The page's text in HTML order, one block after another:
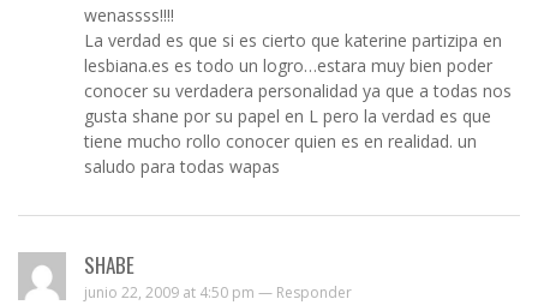
wenassss!!!!
La verdad es que si es cierto que katerine partizipa en
lesbiana.es es todo un logro…estara muy bien poder
conocer su verdadera personalidad ya que a todas nos
gusta shane por su papel en L pero la verdad es que
tiene mucho rollo conocer quien es en realidad. un
saludo para todas wapas
SHABE
junio 22, 2009 at 4:50 pm — Responder